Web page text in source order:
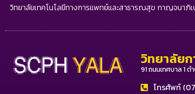
วิทยาลัยเทคโนโลยีทางการแพทย์และสาธารณสุข กาญจนาภิ
วิทยาลัย
91 ถนนเทศบาล 1
โทรศัพท์